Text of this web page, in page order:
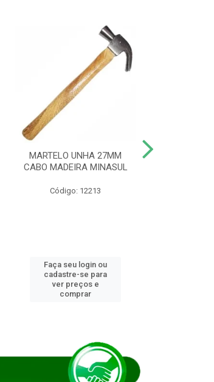
MARTELO UNHA 27MM
CABO MADEIRA MINASUL
Código: 12213
Faça seu login ou
cadastre-se para
ver preços e
comprar